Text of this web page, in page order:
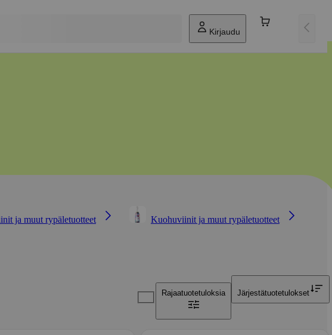
Kirjaudu
ja muut rypäletuotteet
Kuohuviinit ja muut rypäletuotteet
Rajaatuotetuloksia Järjestätuotetulokset